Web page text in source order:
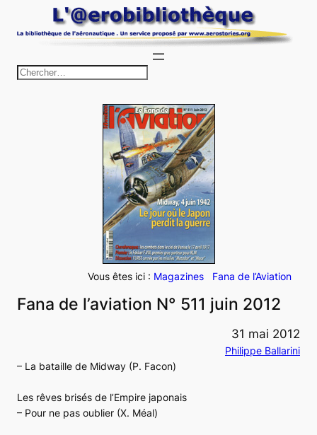
au
c
h
e
r
c
h
e
Vous êtes ici : Magazines Fana de l’Aviation
Fana de l’aviation N° 511 juin 2012
31 mai 2012
Philippe Ballarini
– La bataille de Midway (P. Facon)
Les rêves brisés de l’Empire japonais
– Pour ne pas oublier (X. Méal)